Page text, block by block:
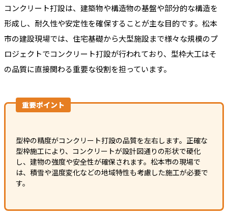
コンクリート打設は、建築物や構造物の基盤や部分的な構造を
形成し、耐久性や安定性を確保することが主な目的です。松本
市の建設現場では、住宅基礎から大型施設まで様々な規模のプ
ロジェクトでコンクリート打設が行われており、型枠大工はそ
の品質に直接関わる重要な役割を担っています。
重要ポイント
型枠の精度がコンクリート打設の品質を左右します。正確な
型枠施工により、コンクリートが設計図通りの形状で硬化
し、建物の強度や安全性が確保されます。松本市の現場で
は、積雪や温度変化などの地域特性も考慮した施工が必要で
す。